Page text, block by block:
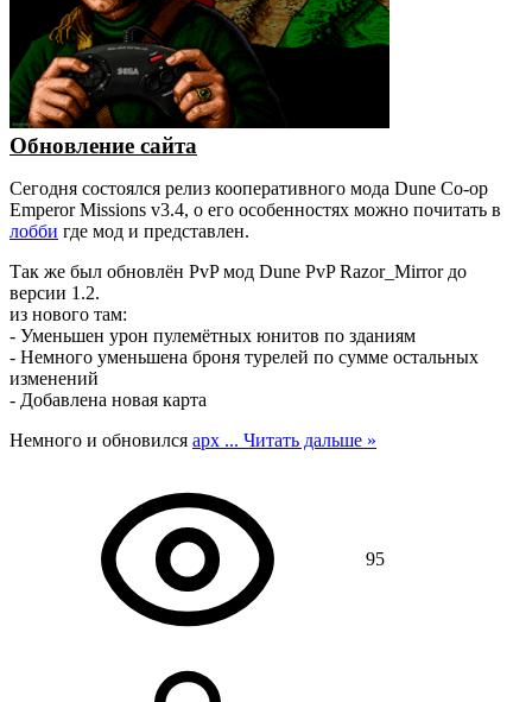
Обновление сайта
Сегодня состоялся релиз кооперативного мода Dune Co-op
Emperor Missions v3.4, о его особенностях можно почитать в
лобби где мод и представлен.
Так же был обновлён PvP мод Dune PvP Razor_Mirror до
версии 1.2.
из нового там:
- Уменьшен урон пулемётных юнитов по зданиям
- Немного уменьшена броня турелей по сумме остальных
изменений
- Добавлена новая карта
Немного и обновился арх ... Читать дальше »
95